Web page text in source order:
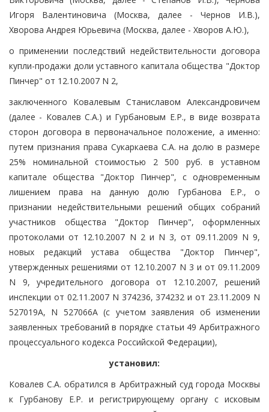
Игоря Валентиновича (Москва, далее - Чернов И.В.),
Хворова Андрея Юрьевича (Москва, далее - Хворов А.Ю.),
о применении последствий недействительности договора
купли-продажи доли уставного капитала общества "Доктор
Пинчер" от 12.10.2007 N 2,
заключенного Ковалевым Станиславом Александровичем
(далее - Ковалев С.А.) и Гурбановым Е.Р., в виде возврата
сторон договора в первоначальное положение, а именно:
путем признания права Сукаркаева С.А. на долю в размере
25% номинальной стоимостью 2 500 руб. в уставном
капитале общества "Доктор Пинчер", с одновременным
лишением права на данную долю Гурбанова Е.Р., о
признании недействительными решений общих собраний
участников общества "Доктор Пинчер", оформленных
протоколами от 12.10.2007 N 2 и N 3, от 09.11.2009 N 9,
новых редакций устава общества "Доктор Пинчер",
утвержденных решениями от 12.10.2007 N 3 и от 09.11.2009
N 9, учредительного договора от 12.10.2007, решений
инспекции от 02.11.2007 N 374236, 374232 и от 23.11.2009 N
527019А, N 527066А (с учетом заявления об изменении
заявленных требований в порядке статьи 49 Арбитражного
процессуального кодекса Российской Федерации),
установил:
Ковалев С.А. обратился в Арбитражный суд города Москвы
к Гурбанову Е.Р. и регистрирующему органу с исковым